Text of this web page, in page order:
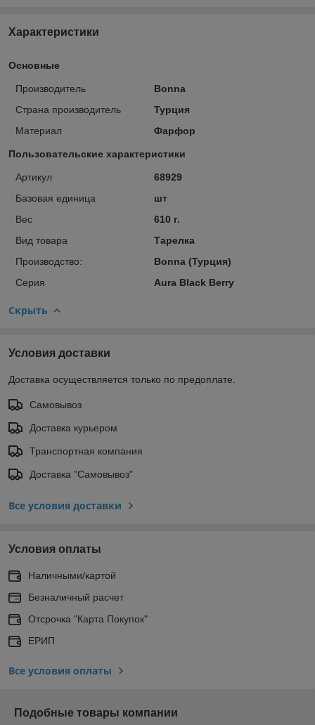
Характеристики
Основные
Производитель
Bonna
Страна производитель
Турция
Материал
Фарфор
Пользовательские характеристики
Артикул
68929
Базовая единица
шт
Вес
610 г.
Вид товара
Тарелка
Производство:
Bonna (Турция)
Серия
Aura Black Berry
Скрыть
Условия доставки
Доставка осуществляется только по предоплате.
Самовывоз
Доставка курьером
Транспортная компания
Доставка "Самовывоз"
Все условия доставки
Условия оплаты
Наличными/картой
Безналичный расчет
Отсрочка "Карта Покупок"
ЕРИП
Все условия оплаты
Подобные товары компании